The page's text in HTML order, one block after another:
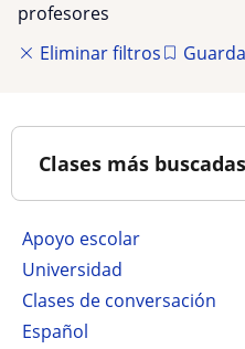
profesores
Eliminar filtros
Clases más buscadas
Apoyo escolar
Universidad
Clases de conversación
Español